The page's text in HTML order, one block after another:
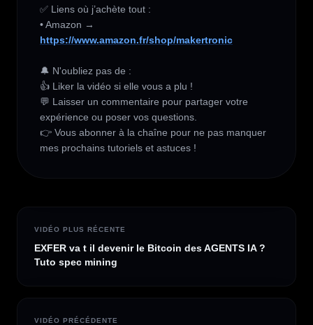
✅ Liens où j’achète tout :
https://www.amazon.fr/shop/makertronic
🔔 N'oubliez pas de :
👍 Liker la vidéo si elle vous a plu !
💬 Laisser un commentaire pour partager votre
expérience ou poser vos questions.
👉 Vous abonner à la chaîne pour ne pas manquer
mes prochains tutoriels et astuces !
VIDÉO PLUS RÉCENTE
EXFER va t il devenir le Bitcoin des AGENTS IA ?
Tuto spec mining
VIDÉO PRÉCÉDENTE